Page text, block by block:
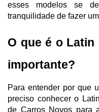
esses modelos se
tranquilidade de fazer
O que é o Latin
importante?
Para entender por que
preciso conhecer o